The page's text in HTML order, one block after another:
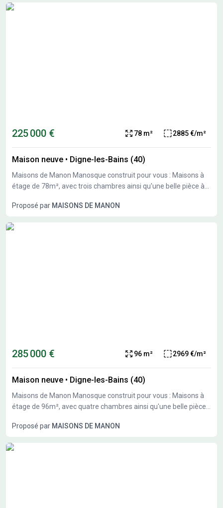
confort, réduisant votre consommation d'énergie. Pour plus de
225 000 € 78 m² 2885 €/m²
Maison neuve • Digne-les-Bains (40)
Maisons de Manon Manosque construit pour vous : Maisons à
étage de 78m², avec trois chambres ainsi qu'une belle pièce à
belle exposition et répondant à la Règlementation
confort, réduisant votre consommation d'énergie. Pour plus de
Proposé par MAISONS DE MANON
285 000 € 96 m² 2969 €/m²
Maison neuve • Digne-les-Bains (40)
Maisons de Manon Manosque construit pour vous : Maisons à
étage de 96m², avec quatre chambres ainsi qu'une belle pièce
exposition et répondant à la Règlementation Environnementale
votre consommation d'énergie. Pour plus de renseignements
Proposé par MAISONS DE MANON